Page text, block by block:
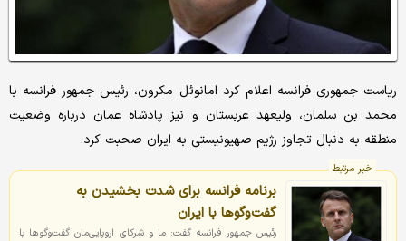
ریاست جمهوری فرانسه اعلام کرد امانوئل مکرون، رئیس جمهور فرانسه با
محمد بن سلمان، ولیعهد عربستان و نیز پادشاه عمان درباره وضعیت
منطقه به دنبال تجاوز رژیم صهیونیستی به ایران صحبت کرد.
خبر مرتبط
برنامه فرانسه برای شدت بخشیدن به
گفت‌وگوها با ایران
رئیس جمهور فرانسه گفت: ما و شرکای اروپایی‌مان گفت‌وگوها با